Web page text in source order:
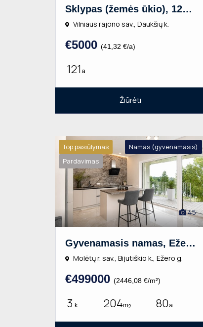
Sklypas (žemės ūkio), 121a, €5000
Vilniaus rajono sav., Daukšių k.
€5000 (41,32 €/a)
121a
Žiūrėti
Top pasiūlymas
Namas (gyvenamasis)
Pardavimas
45
Gyvenamasis namas, Ežero g., 1 aukšto, 204m², 80a, €499000
Molėtų r. sav., Bijutiškio k., Ežero g.
€499000 (2446,08 €/m²)
3 k. 204m2 80a